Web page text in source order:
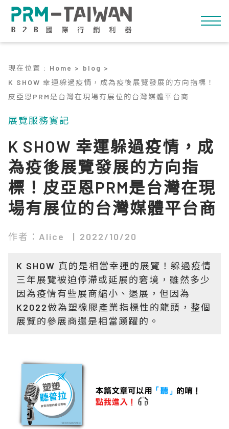
現在位置 : Home > blog >
K SHOW 幸運躲過疫情，成為疫後展覽發展的方向指標！
皮亞恩PRM是台灣在現場有展位的台灣媒體平台商
展覽服務實記
K SHOW 幸運躲過疫情，成
為疫後展覽發展的方向指
標！皮亞恩PRM是台灣在現
場有展位的台灣媒體平台商
作者：Alice 2022/10/20
K SHOW 真的是相當幸運的展覽！躲過疫情
三年展覽被迫停滯或延展的窘境，雖然多少
因為疫情有些展商縮小、退展，但因為
K2022做為塑橡膠產業指標性的龍頭，整個
展覽的參展商還是相當踴躍的。